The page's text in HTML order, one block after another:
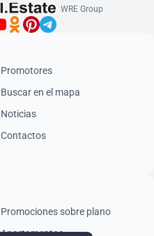
WRE Group
Promotores
Buscar en el mapa
Noticias
Contactos
Promociones sobre plano
Apartamentos